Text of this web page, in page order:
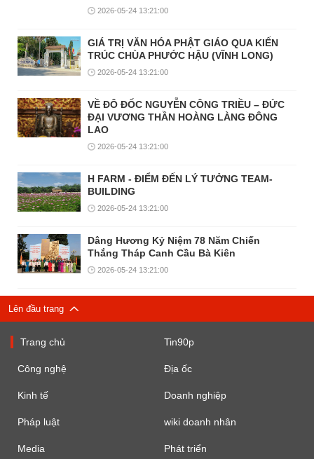
2026-05-24 13:21:00
GIÁ TRỊ VĂN HÓA PHẬT GIÁO QUA KIẾN
TRÚC CHÙA PHƯỚC HẬU (VĨNH LONG)
2026-05-24 13:21:00
VỀ ĐÔ ĐỐC NGUYỄN CÔNG TRIỀU – ĐỨC
ĐẠI VƯƠNG THẦN HOÀNG LÀNG ĐÔNG
LAO
2026-05-24 13:21:00
H FARM - ĐIỂM ĐẾN LÝ TƯỞNG TEAM-
BUILDING
2026-05-24 13:21:00
Dâng Hương Kỷ Niệm 78 Năm Chiến
Thắng Tháp Canh Cầu Bà Kiên
2026-05-24 13:21:00
Lên đầu trang
Trang chủ Tin90p
Công nghệ Địa ốc
Kinh tế Doanh nghiệp
Pháp luật wiki doanh nhân
Media Phát triển